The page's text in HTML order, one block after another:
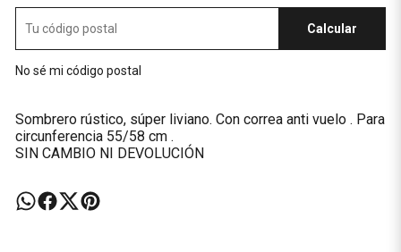
Calcular
No sé mi código postal
Sombrero rústico, súper liviano. Con correa anti vuelo . Para
circunferencia 55/58 cm .
SIN CAMBIO NI DEVOLUCIÓN